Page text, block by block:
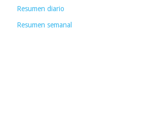
Resumen diario
Resumen semanal